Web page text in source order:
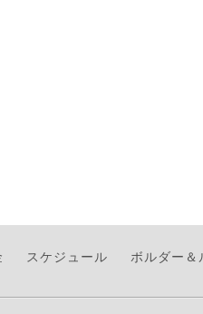
スケジュール ボルダー